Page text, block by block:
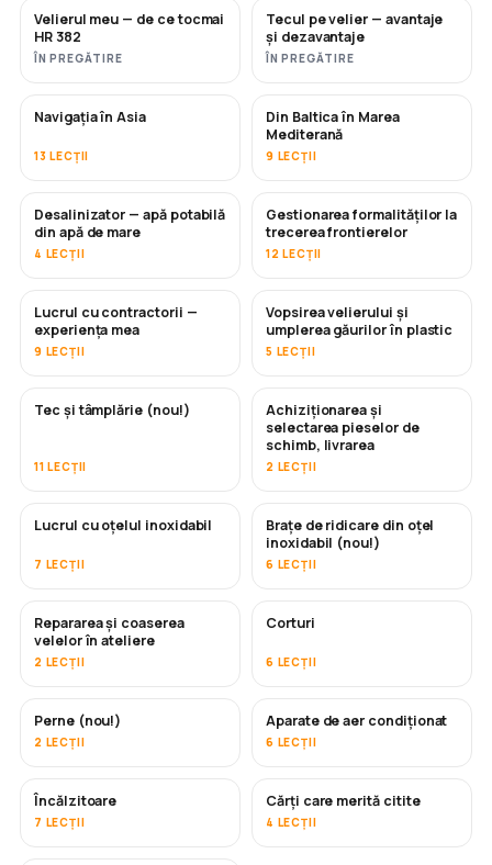
ÎN CURÂND
Velierul meu — de ce tocmai
HR 382
ÎN PREGĂTIRE
ÎN CURÂND
Tecul pe velier — avantaje
și dezavantaje
ÎN PREGĂTIRE
ÎN CURÂND
Navigația în Asia
13 LECȚII
ÎN CURÂND
Din Baltica în Marea
Mediterană
9 LECȚII
ÎN CURÂND
Desalinizator — apă potabilă
din apă de mare
4 LECȚII
Gestionarea formalităților la
trecerea frontierelor
12 LECȚII
ÎN CURÂND
Lucrul cu contractorii —
experiența mea
9 LECȚII
ÎN CURÂND
Vopsirea velierului și
umplerea găurilor în plastic
5 LECȚII
Tec și tâmplărie (nou!)
11 LECȚII
ÎN CURÂND
Achiziționarea și
selectarea pieselor de
schimb, livrarea
2 LECȚII
ÎN CURÂND
Lucrul cu oțelul inoxidabil
7 LECȚII
Brațe de ridicare din oțel
inoxidabil (nou!)
6 LECȚII
ÎN CURÂND
Repararea și coaserea
velelor în ateliere
2 LECȚII
Corturi
6 LECȚII
Perne (nou!)
2 LECȚII
ÎN CURÂND
Aparate de aer condiționat
6 LECȚII
ÎN CURÂND
Încălzitoare
7 LECȚII
ÎN CURÂND
Cărți care merită citite
4 LECȚII